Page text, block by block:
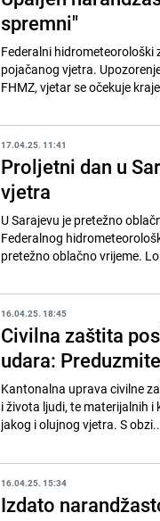
spremni"
Federalni hidrometeorološki
pojačanog vjetra.
FHMZ, vjetar se očekuje
17.04.25. 11:41
Proljetni dan u
vjetra
U Sarajevu je pretežno
Federalnog
pretežno oblačno vrijeme.
16.04.25. 18:45
Civilna zaštita
udara:
Kantonalna uprava civilne
i života ljudi, te materijalnih
jakog i olujnog vjetra. S
16.04.25. 15:34
Izdato